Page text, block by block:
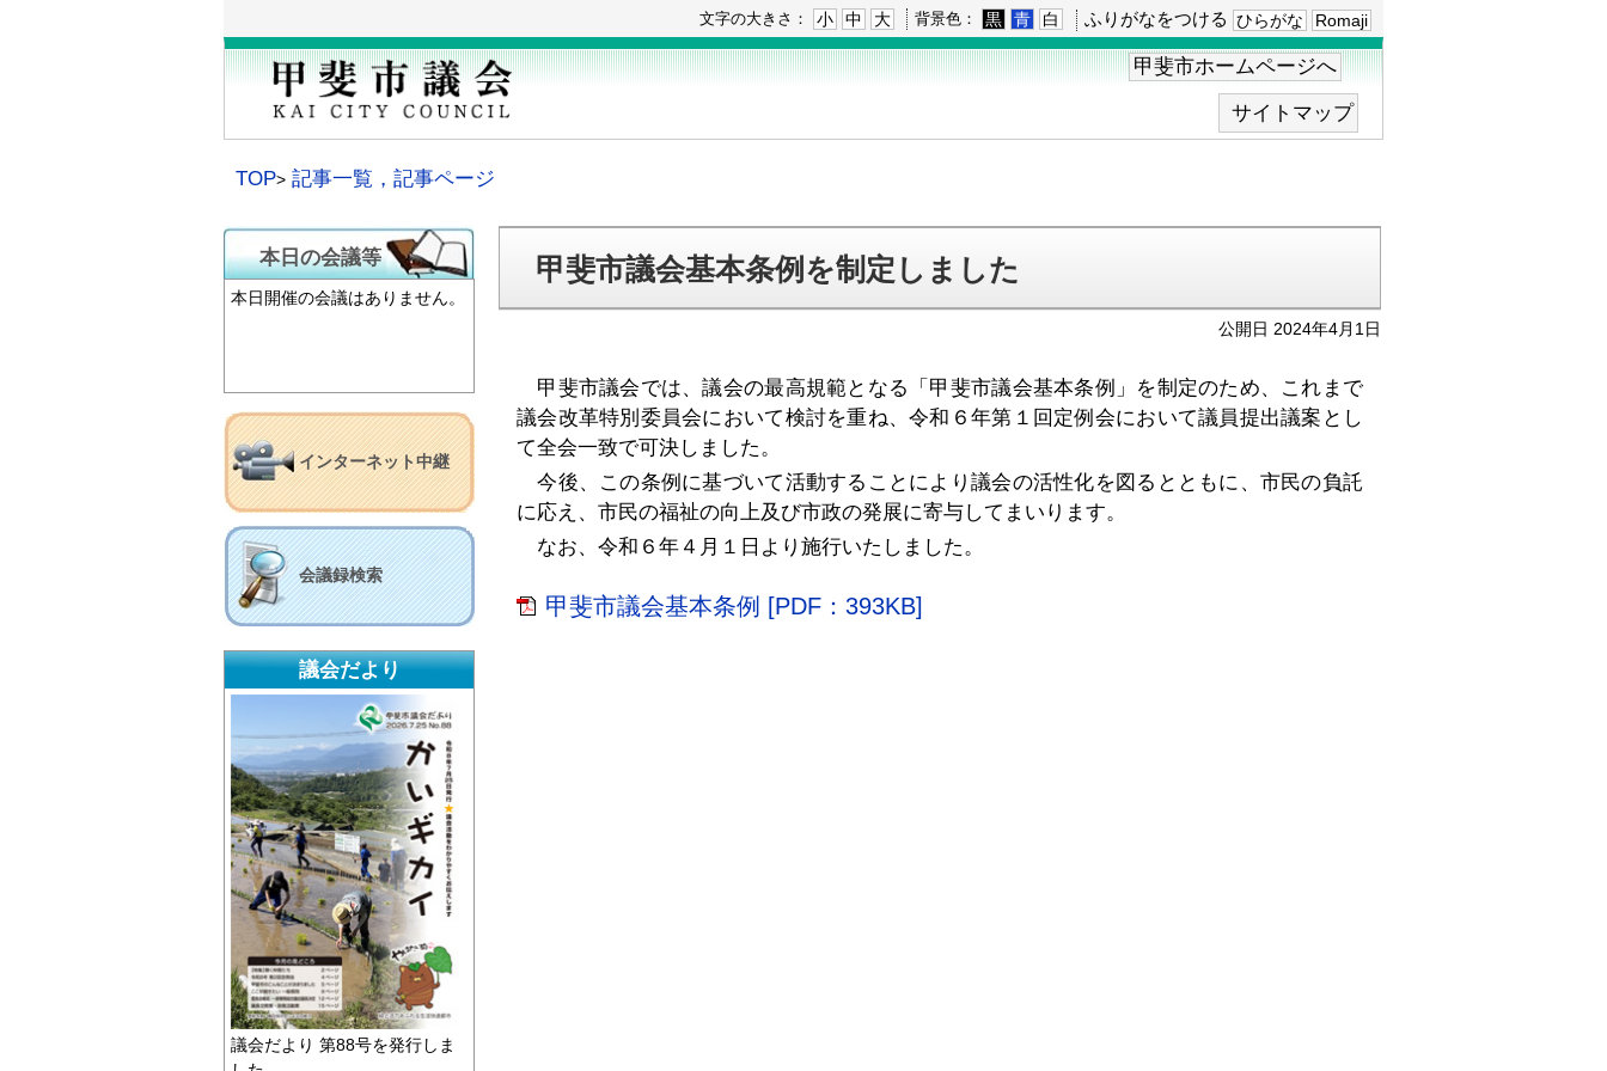
文
へ
文字の大きさ： 小 中 大 背景色： 黒 青 白 ふりがなをつける ひらがな Romaji
甲斐市ホームページへ
サイトマップ
TOP 記事一覧，記事ページ
本日の会議等
本日開催の会議はありません。
インターネット中継
会議録検索
議会だより
議会だより 第88号を発行しま
甲斐市議会基本条例を制定しました
公開日 2024年4月1日
甲斐市議会では、議会の最高規範となる「甲斐市議会基本条例」を制定のため、これまで
議会改革特別委員会において検討を重ね、令和６年第１回定例会において議員提出議案とし
て全会一致で可決しました。
今後、この条例に基づいて活動することにより議会の活性化を図るとともに、市民の負託
に応え、市民の福祉の向上及び市政の発展に寄与してまいります。
なお、令和６年４月１日より施行いたしました。
甲斐市議会基本条例 [PDF：393KB]